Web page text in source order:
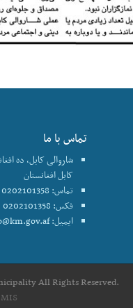
تماس با ما
شاروالی کابل، ده
کابل افغانستان
تماس: 0202101358
فکس: 0202101358
ایمیل:
All Rights Reserved.